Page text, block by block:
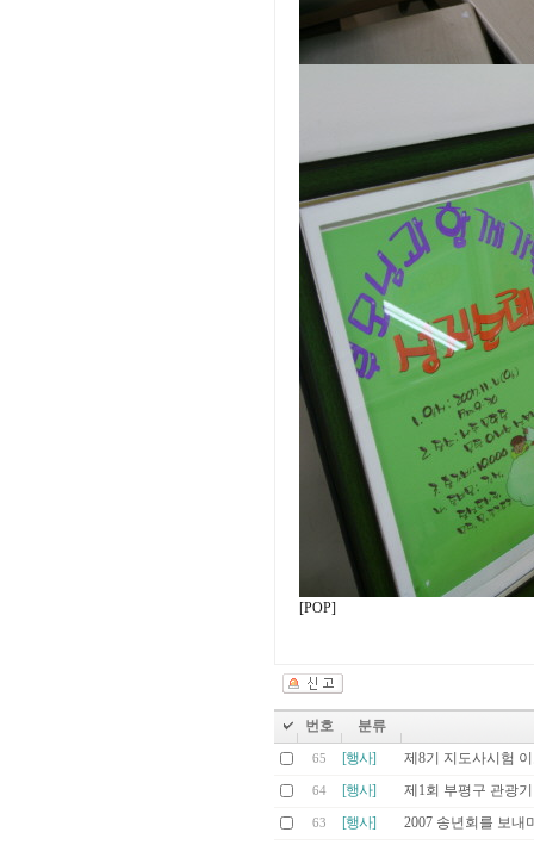
[POP]
번호 분류
65 [행사] 제8기 지도사시험
64 [행사] 제1회 부평구 관광
63 [행사] 2007 송년회를 보내